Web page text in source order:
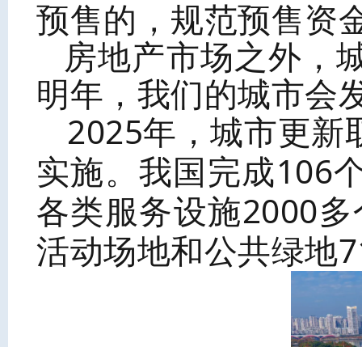
预售的，规范预售资
房地产市场之外，
明年，我们的城市会
2025年，城市更新
实施。我国完成106
各类服务设施2000
活动场地和公共绿地